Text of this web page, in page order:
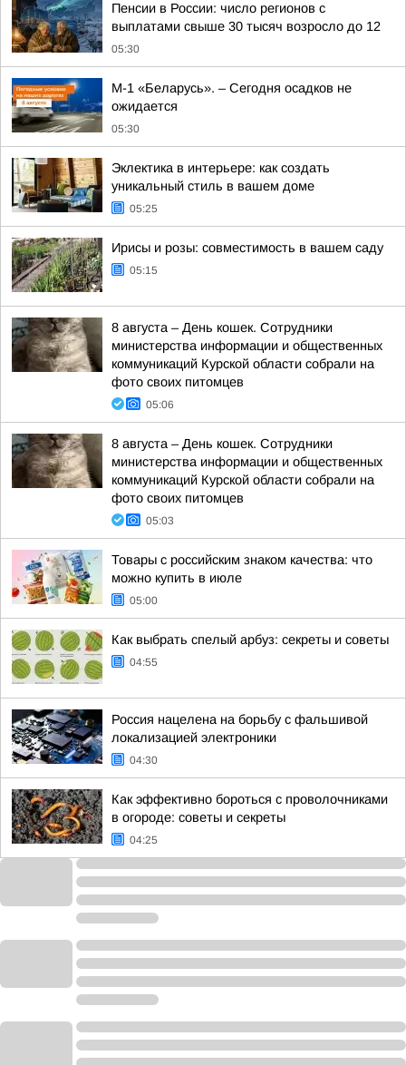
Пенсии в России: число регионов с
выплатами свыше 30 тысяч возросло до 12
05:30
М-1 «Беларусь». – Сегодня осадков не
ожидается
05:30
Эклектика в интерьере: как создать
уникальный стиль в вашем доме
05:25
Ирисы и розы: совместимость в вашем саду
05:15
8 августа – День кошек. Сотрудники
министерства информации и общественных
коммуникаций Курской области собрали на
фото своих питомцев
05:06
8 августа – День кошек. Сотрудники
министерства информации и общественных
коммуникаций Курской области собрали на
фото своих питомцев
05:03
Товары с российским знаком качества: что
можно купить в июле
05:00
Как выбрать спелый арбуз: секреты и советы
04:55
Россия нацелена на борьбу с фальшивой
локализацией электроники
04:30
Как эффективно бороться с проволочниками
в огороде: советы и секреты
04:25